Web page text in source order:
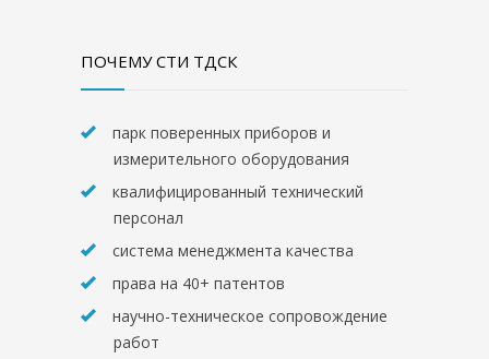
ПОЧЕМУ СТИ ТДСК
парк поверенных приборов и
измерительного оборудования
квалифицированный технический
персонал
система менеджмента качества
права на 40+ патентов
научно-техническое сопровождение
работ